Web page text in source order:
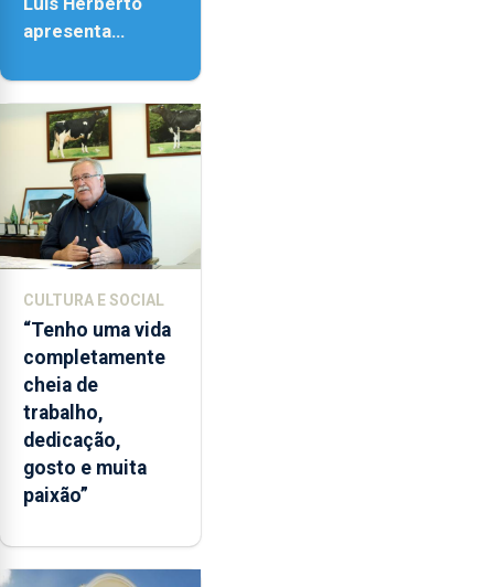
apresenta
Paisagem’
CULTURA E SOCIAL
“Tenho uma vida
completamente
cheia de
trabalho,
dedicação,
gosto e muita
paixão”